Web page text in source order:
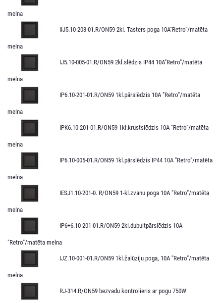
melna
IIJ5.10-203-01.R/ON59 2kl. Tasters poga 10A"Retro"/matēta
melna
IJ5.10-005-01.R/ON59 2kl.slēdzis IP44 10A"Retro"/matēta
melna
IP6.10-201-01.R/ON59 1kl.pārslēdzis 10A "Retro"/matēta
melna
IPK6.10-201-01.R/ON59 1kl.krustsiēdzis 10A "Retro"/matēta
melna
IP6.10-005-01.R/ON59 1kl.pārslēdzis IP44 10A "Retro"/matēta
melna
IESJ1.10-201-0. R/ON59 1-kl.zvanu poga 10A "Retro"/matēta
melna
IP6+6.10-201-01.R/ON59 2kl.dubultpārslēdzis 10A
"Retro"/matēta melna
IJZ.10-001-01.R/ON59 1kl.žalūziju poga, 10A "Retro"/matēta
melna
RJ-314.R/ON59 bezvadu kontrolieris ar pogu 750W